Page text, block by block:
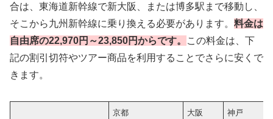
合は、東海道新幹線で新大阪、または博多駅まで移動し、
そこから九州新幹線に乗り換える必要があります。 料金は
自由席の22,970円～23,850円からです。
この料金は、下
記の割引切符やツアー商品を利用することでさらに安くで
きます。
京都 大阪 神戸